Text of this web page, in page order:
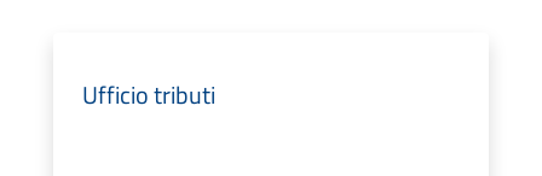
Ufficio tributi